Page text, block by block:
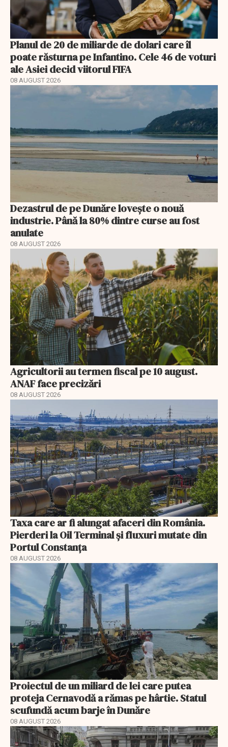
Planul de 20 de miliarde de dolari care îl
poate răsturna pe Infantino. Cele 46 de voturi
ale Asiei decid viitorul FIFA
08 AUGUST 2026
Dezastrul de pe Dunăre lovește o nouă
industrie. Până la 80% dintre curse au fost
anulate
08 AUGUST 2026
Agricultorii au termen fiscal pe 10 august.
ANAF face precizări
08 AUGUST 2026
Taxa care ar fi alungat afaceri din România.
Pierderi la Oil Terminal și fluxuri mutate din
Portul Constanța
08 AUGUST 2026
Proiectul de un miliard de lei care putea
proteja Cernavodă a rămas pe hârtie. Statul
scufundă acum barje în Dunăre
08 AUGUST 2026